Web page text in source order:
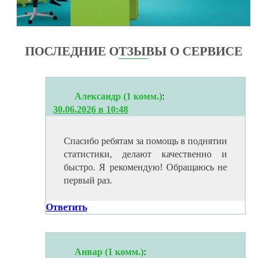
ПОСЛЕДНИЕ ОТЗЫВЫ О СЕРВИСЕ
Александр (1 комм.):
30.06.2026 в 10:48
Спасибо ребятам за помощь в поднятии
статистики, делают качественно и
быстро. Я рекомендую! Обращаюсь не
первый раз.
Ответить
Анвар (1 комм.):